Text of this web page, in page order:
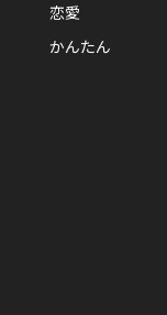
恋愛
かんたん